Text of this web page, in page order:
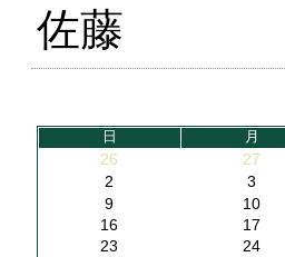
佐藤
日 月
26 27
2
3
9
10
16
17
23
24